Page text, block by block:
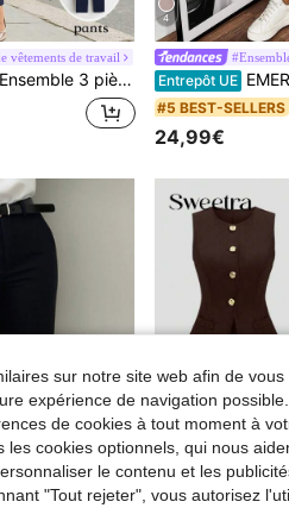
vêtements de travail
décontracté à rayures et à col châle, camisole et pantalon skinny
4
Entrepôt UE EMERY ROSE Ensemble
#5 BEST-SELLERS
24,99€
sur notre site web afin de
expérience de navigation
de cookies à tout moment à
cookies optionnels, qui nous
le contenu et les
"Tout rejeter", vous autorisez